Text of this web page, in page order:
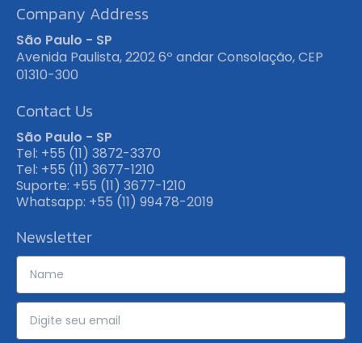
Company Address
São Paulo - SP
Avenida Paulista, 2202 6º andar Consolação, CEP
01310-300
Contact Us
São Paulo - SP
Tel: +55 (11) 3872-3370
Tel: +55 (11) 3677-1210
Suporte: +55 (11) 3677-1210
Whatsapp: +55 (11) 99478-2019
Newsletter